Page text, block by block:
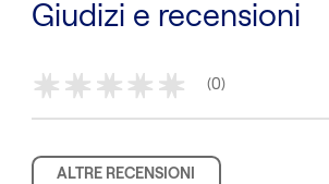
Giudizi e recensioni
* * * * *
(0)
ALTRE RECENSIONI